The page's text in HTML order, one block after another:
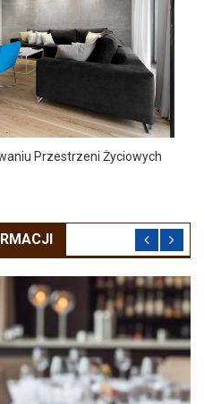
Przestrzeni Życiowych